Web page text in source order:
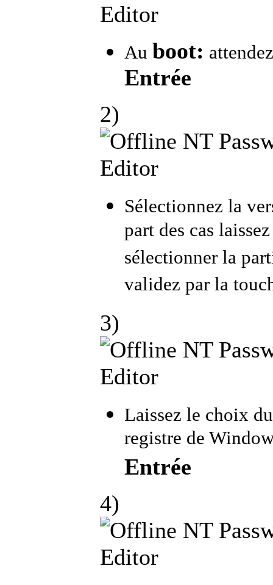
Au boot:
Entrée
2)
Sélectionnez la
part des cas
sélectionner la
validez par la
3)
Laissez le choix
registre de
Entrée
4)